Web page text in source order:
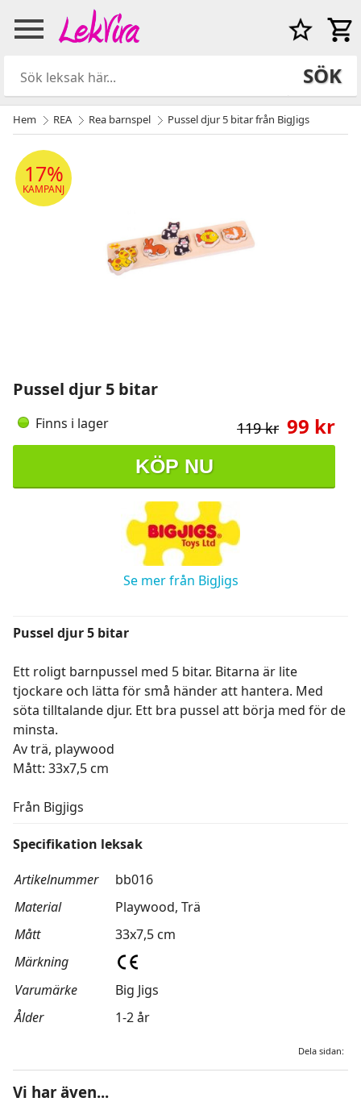
SÖK
Hem REA Rea barnspel Pussel djur 5 bitar från BigJigs
17%
KAMPANJ
Pussel djur 5 bitar
Finns i lager 99 kr
119 kr
KÖP NU
Se mer från BigJigs
Pussel djur 5 bitar
Ett roligt barnpussel med 5 bitar. Bitarna är lite
tjockare och lätta för små händer att hantera. Med
söta tilltalande djur. Ett bra pussel att börja med för de
minsta.
Av trä, playwood
Mått: 33x7,5 cm
Från Bigjigs
Specifikation leksak
Artikelnummer
bb016
Material
Playwood, Trä
Mått
33x7,5 cm
Märkning
Varumärke
Big Jigs
Ålder
1-2 år
Dela sidan:
Vi har även...